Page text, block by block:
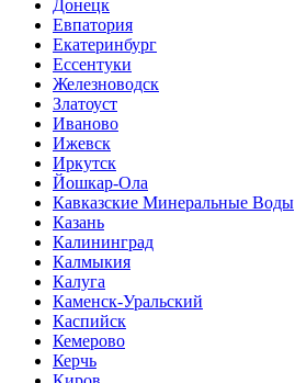
Донецк
Евпатория
Екатеринбург
Ессентуки
Железноводск
Златоуст
Иваново
Ижевск
Иркутск
Йошкар-Ола
Кавказские Минеральные Воды
Казань
Калининград
Калмыкия
Калуга
Каменск-Уральский
Каспийск
Кемерово
Керчь